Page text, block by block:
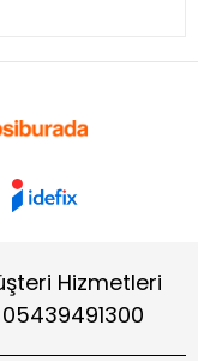
Hizmetleri
05439491300